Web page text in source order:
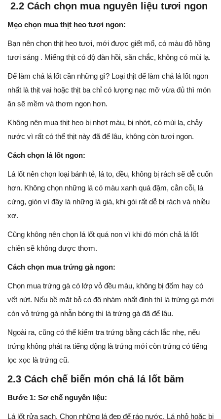
2.2 Cách chọn mua nguyên liệu tươi ngon
Mẹo chọn mua thịt heo tươi ngon:
Bạn nên chọn thịt heo tươi, mới được giết mổ, có màu đỏ hồng
tươi sáng . Miếng thịt có độ đàn hồi, săn chắc, không có mùi lạ.
Để làm chả lá lốt cần những gì? Loại thịt để làm chả lá lốt ngon
nhất là thịt vai hoặc thịt ba chỉ có lượng nạc mỡ vừa đủ thì món
ăn sẽ mềm và thơm ngon hơn.
Không nên mua thịt heo bị nhợt màu, bị nhớt, có mùi lạ, chảy
nước vì rất có thể thịt này đã để lâu, không còn tươi ngon.
Cách chọn lá lốt ngon:
Lá lốt nên chọn loại bánh tẻ, lá to, đều, không bị rách sẽ dễ cuốn
hơn. Không chọn những lá có màu xanh quá đậm, cằn cỗi, lá
cứng, giòn vì đây là những lá già, khi gói rất dễ bị rách và nhiều
xơ.
Cũng không nên chọn lá lốt quá non vì khi đó món chả lá lốt
chiên sẽ không được thơm.
Cách chọn mua trứng gà ngon:
Chọn mua trứng gà có lớp vỏ đều màu, không bị đốm hay có
vết nứt. Nếu bề mặt bỏ có độ nhám nhất định thì là trứng gà mới
còn vỏ trứng gà nhẵn bóng thì là trứng gà đã để lâu.
Ngoài ra, cũng có thể kiểm tra trứng bằng cách lắc nhẹ, nếu
trứng không phát ra tiếng động là trứng mới còn trứng có tiếng
lọc xọc là trứng cũ.
2.3 Cách chế biến món chả lá lốt băm
Bước 1: Sơ chế nguyên liệu:
Lá lốt rửa sạch. Chọn những lá đẹp để ráo nước. Lá nhỏ hoặc bị